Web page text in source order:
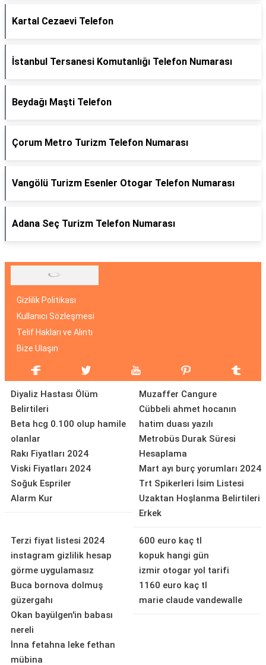
Kartal Cezaevi Telefon
İstanbul Tersanesi Komutanlığı Telefon Numarası
Beydağı Maşti Telefon
Çorum Metro Turizm Telefon Numarası
Vangölü Turizm Esenler Otogar Telefon Numarası
Adana Seç Turizm Telefon Numarası
Gizlilik Politikası
Kullanıcı Sözleşmesi
Telif Hakları ve Alıntı
Bize Ulaşın
Diyaliz Hastası Ölüm
Belirtileri
Beta hcg 0.100 olup hamile
olanlar
Rakı Fiyatları 2024
Viski Fiyatları 2024
Soğuk Espriler
Alarm Kur
Muzaffer Cangure
Cübbeli ahmet hocanın
hatim duası yazılı
Metrobüs Durak Süresi
Hesaplama
Mart ayı burç yorumları 2024
Trt Spikerleri İsim Listesi
Uzaktan Hoşlanma Belirtileri
Erkek
Terzi fiyat listesi 2024
instagram gizlilik hesap
görme uygulamasız
Buca bornova dolmuş
güzergahı
Okan bayülgen'in babası
nereli
İnna fetahna leke fethan
mübina
600 euro kaç tl
kopuk hangi gün
izmir otogar yol tarifi
1160 euro kaç tl
marie claude vandewalle